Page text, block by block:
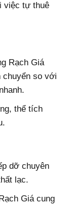
việc tự thuê
Rạch Giá
chuyển so với
thể tích
dỡ chuyên
lạc.
Giá cung